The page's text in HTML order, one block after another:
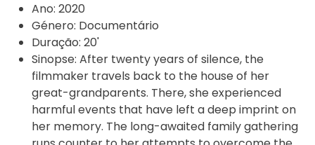
Ano: 2020
Género: Documentário
Duração: 20'
Sinopse: After twenty years of silence, the
filmmaker travels back to the house of her
great-grandparents. There, she experienced
harmful events that have left a deep imprint on
her memory. The long-awaited family gathering